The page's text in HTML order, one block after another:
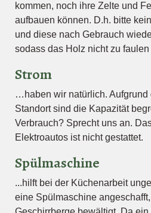
kommen, noch ihre Zelte und
aufbauen können. D.h. bitte
und diese nach Gebrauch
sodass das Holz nicht zu faulen
Strom
…haben wir natürlich. Aufgrund
Standort sind die Kapazität
Verbrauch? Sprecht uns an.
Elektroautos ist nicht gestattet.
Spülmaschine
...hilft bei der Küchenarbeit
eine Spülmaschine